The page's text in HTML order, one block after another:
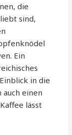
die
sind,
Ein
in die
einen
lässt